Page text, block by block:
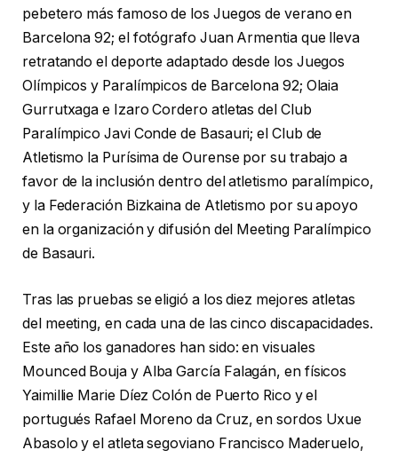
pebetero más famoso de los Juegos de verano en
Barcelona 92; el fotógrafo Juan Armentia que lleva
retratando el deporte adaptado desde los Juegos
Olímpicos y Paralímpicos de Barcelona 92; Olaia
Gurrutxaga e Izaro Cordero atletas del Club
Paralímpico Javi Conde de Basauri; el Club de
Atletismo la Purísima de Ourense por su trabajo a
favor de la inclusión dentro del atletismo paralímpico,
y la Federación Bizkaina de Atletismo por su apoyo
en la organización y difusión del Meeting Paralímpico
de Basauri.
Tras las pruebas se eligió a los diez mejores atletas
del meeting, en cada una de las cinco discapacidades.
Este año los ganadores han sido: en visuales
Mounced Bouja y Alba García Falagán, en físicos
Yaimillie Marie Díez Colón de Puerto Rico y el
portugués Rafael Moreno da Cruz, en sordos Uxue
Abasolo y el atleta segoviano Francisco Maderuelo,